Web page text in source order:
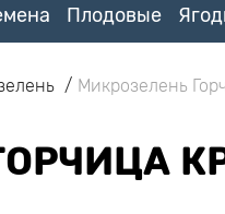
Плодовые
Микрозелень